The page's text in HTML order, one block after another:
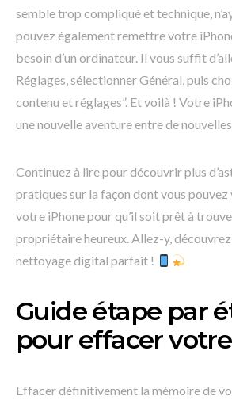
semble trop compliqué et technique,
pouvez également remettre votre
besoin d’un ordinateur. Il vous suffit
Réglages, sélectionner Général, puis
contenu et réglages”. Et voilà ! Votre
une nouvelle aventure entre de
Continuez à lire pour découvrir plus
pratiques sur la façon dont vous
votre iPhone pour qu’il soit prêt à
propriétaire heureux. Allez-y,
nettoyage digital parfait !
Guide étape par
pour effacer
Effacer définitivement la mémoire de